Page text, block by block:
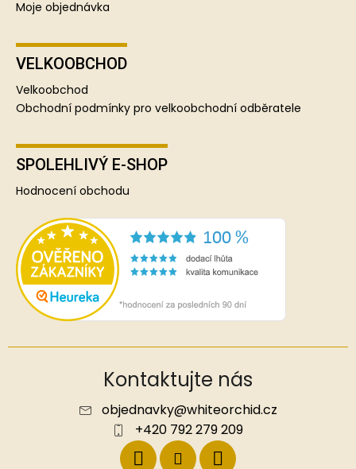
Moje objednávka
VELKOOBCHOD
Velkoobchod
Obchodní podmínky pro velkoobchodní odběratele
SPOLEHLIVÝ E-SHOP
Hodnocení obchodu
Kontaktujte nás
objednavky@whiteorchid.cz
+420 792 279 209